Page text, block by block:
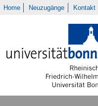
Home Neuzugänge Kontakt